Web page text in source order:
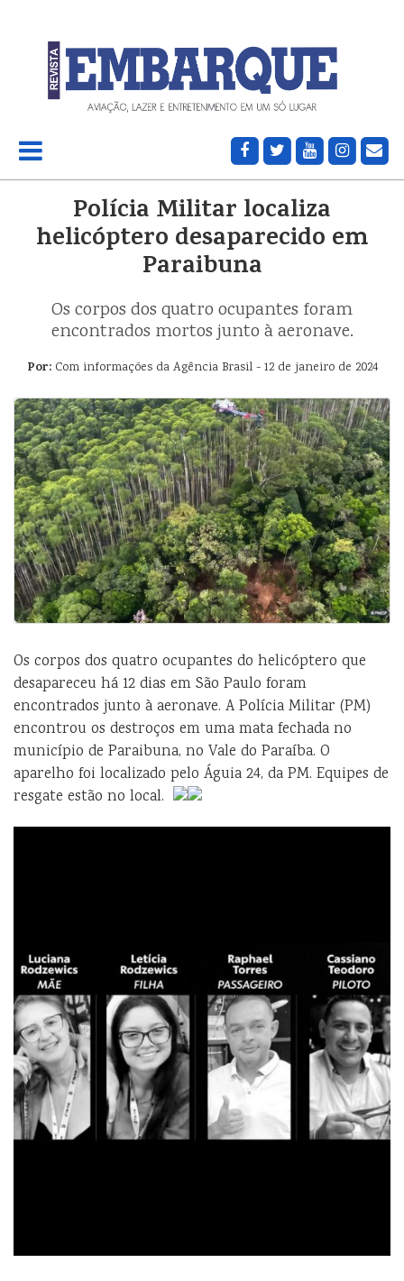
Polícia Militar localiza
helicóptero desaparecido em
Paraibuna
Os corpos dos quatro ocupantes foram
encontrados mortos junto à aeronave.
Por:Com informações da Agência Brasil - 12 de janeiro de 2024
Os corpos dos quatro ocupantes do helicóptero que
desapareceu há 12 dias em São Paulo foram
encontrados junto à aeronave. A Polícia Militar (PM)
encontrou os destroços em uma mata fechada no
município de Paraibuna, no Vale do Paraíba. O
aparelho foi localizado pelo Águia 24, da PM. Equipes de
resgate estão no local.